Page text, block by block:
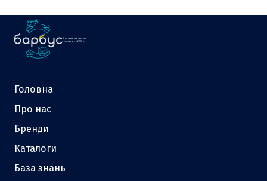
Ваш надійний партнер
у зоотоварах з 2000 р.
Головна
Про нас
Бренди
Каталоги
База знань